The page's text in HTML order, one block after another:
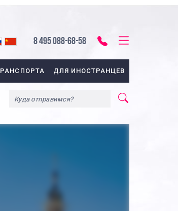
8 495 088-68-58
ДЛЯ ИНОСТРАНЦЕВ